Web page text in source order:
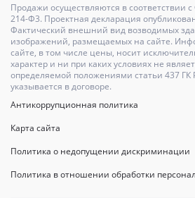
Продажи осуществляются в соответствии
214-Ф3. Проектная декларация
Фактический внешний вид возводимых
изображений, размещаемых на сайте.
сайте, в том числе цены, носит
характер и ни при каких условиях не
определяемой положениями статьи 437
указывается в договоре.
Антикоррупционная политика
Карта сайта
Политика о недопущении дискриминации
Политика в отношении обработки